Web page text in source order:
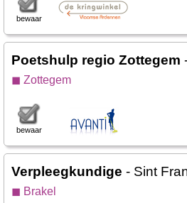
bewaar
Poetshulp regio Zottegem
◼ Zottegem
bewaar
Verpleegkundige - Sint
◼ Brakel